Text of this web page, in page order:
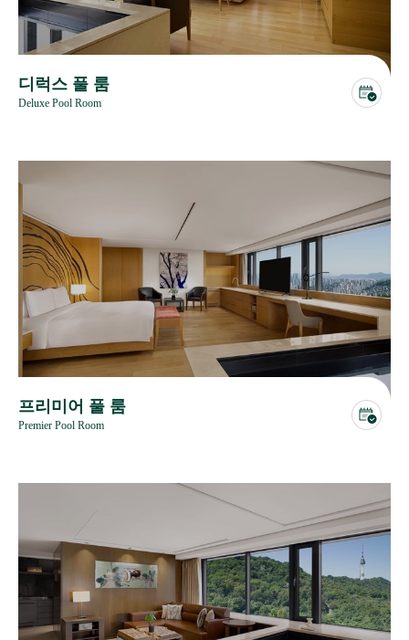
디럭스 풀 룸
Deluxe Pool Room
프리미어 풀 룸
Premier Pool Room